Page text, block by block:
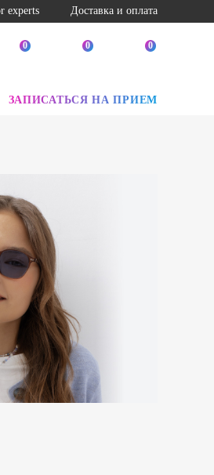
experts Доставка и оплата
0 0 0
SALE
ЗАПИСАТЬСЯ НА ПРИЕМ